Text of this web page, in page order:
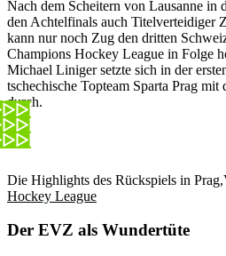
Nach dem Scheitern von Lausanne in
den Achtelfinals auch Titelverteidiger
kann nur noch Zug den dritten
Champions Hockey League in Folge
Michael Liniger setzte sich in der
tschechische Topteam Sparta Prag
durch.
Die Highlights des Rückspiels in Prag,
Hockey League
Der EVZ als Wundertüte